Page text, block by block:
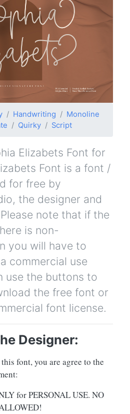
Handwriting
Monoline
Quirky Script
Elizabets Font for
Font is a font /
for free by
the designer and
note that if the
is non-
you will have to
commercial use
use the buttons to
the free font or
font license.
Designer:
font, you are agree to the
for PERSONAL USE. NO